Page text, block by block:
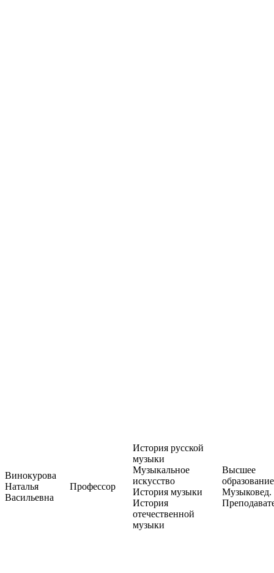
Винокурова
Наталья
Васильевна
Профессор
История русской
музыки
Музыкальное
искусство
История музыки
История
отечественной
музыки
Высшее
Музыковед.